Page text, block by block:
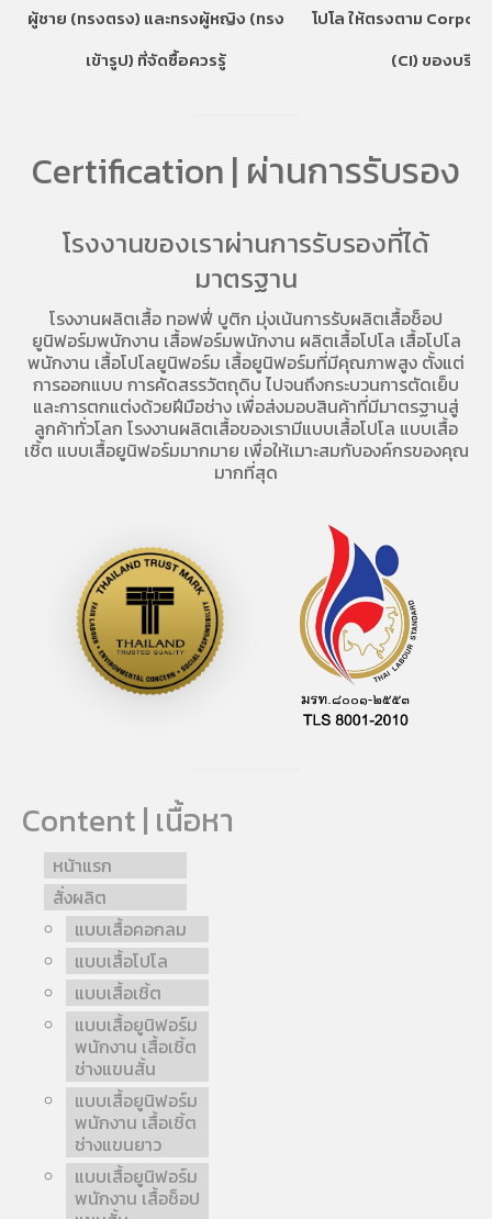
ผู้ชาย (ทรงตรง) และทรงผู้หญิง (ทรง
เข้ารูป) ที่จัดซื้อควรรู้
โปโล ให้ตรงตาม
(CI) ของบริษัท
Certification | ผ่านการรับรอง
โรงงานของเราผ่านการรับรองที่ได้
มาตรฐาน
โรงงานผลิตเสื้อ ทอฟฟี่ บูติก มุ่งเน้นการรับผลิตเสื้อช็อป
ยูนิฟอร์มพนักงาน เสื้อฟอร์มพนักงาน ผลิตเสื้อโปโล เสื้อโปโล
พนักงาน เสื้อโปโลยูนิฟอร์ม เสื้อยูนิฟอร์มที่มีคุณภาพสูง ตั้งแต่
การออกแบบ การคัดสรรวัตถุดิบ ไปจนถึงกระบวนการตัดเย็บ
และการตกแต่งด้วยฝีมือช่าง เพื่อส่งมอบสินค้าที่มีมาตรฐานสู่
ลูกค้าทั่วโลก โรงงานผลิตเสื้อของเรามีแบบเสื้อโปโล แบบเสื้อ
เชิ้ต แบบเสื้อยูนิฟอร์มมากมาย เพื่อให้เมาะสมกับองค์กรของคุณ
มากที่สุด
Content | เนื้อหา
หน้าแรก
สั่งผลิต
แบบเสื้อคอกลม
แบบเสื้อโปโล
แบบเสื้อเชิ้ต
แบบเสื้อยูนิฟอร์ม
พนักงาน เสื้อเชิ้ต
ช่างแขนสั้น
แบบเสื้อยูนิฟอร์ม
พนักงาน เสื้อเชิ้ต
ช่างแขนยาว
แบบเสื้อยูนิฟอร์ม
พนักงาน เสื้อช็อป